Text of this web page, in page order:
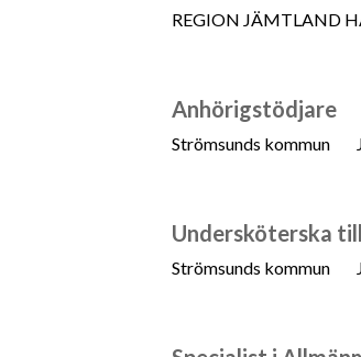
REGION JÄMTLAND
Anhörigstödjare
Strömsunds kommun
Undersköterska
Strömsunds kommun